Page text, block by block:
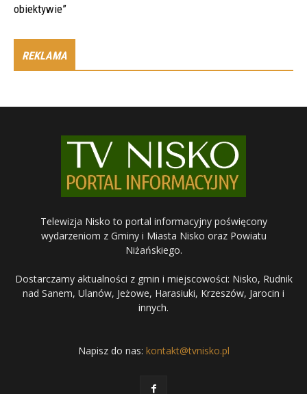
obiektywie”
REKLAMA
Telewizja Nisko to portal informacyjny poświęcony
wydarzeniom z Gminy i Miasta Nisko oraz Powiatu
Niżańskiego.
Dostarczamy aktualności z gmin i miejscowości: Nisko, Rudnik
nad Sanem, Ulanów, Jeżowe, Harasiuki, Krzeszów, Jarocin i
innych.
Napisz do nas: kontakt@tvnisko.pl